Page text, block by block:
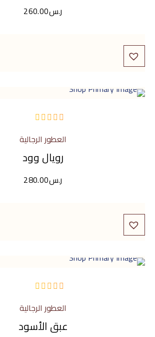
ر.س260.00
5
العطور الرجالية
رويال وود
ر.س280.00
5
العطور الرجالية
عبق الأسود